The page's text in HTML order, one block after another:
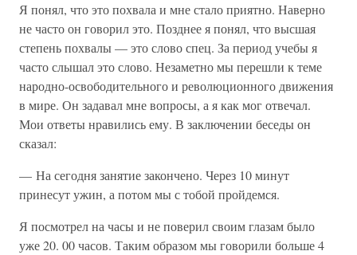
Я понял, что это похвала и мне стало приятно. Наверно
не часто он говорил это. Позднее я понял, что высшая
степень похвалы — это слово спец. За период учебы я
часто слышал это слово. Незаметно мы перешли к теме
народно-освободительного и революционного движения
в мире. Он задавал мне вопросы, а я как мог отвечал.
Мои ответы нравились ему. В заключении беседы он
сказал:
— На сегодня занятие закончено. Через 10 минут
принесут ужин, а потом мы с тобой пройдемся.
Я посмотрел на часы и не поверил своим глазам было
уже 20. 00 часов. Таким образом мы говорили больше 4